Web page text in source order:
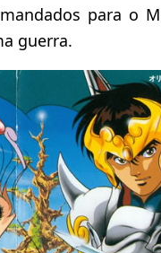
para o
guerra.